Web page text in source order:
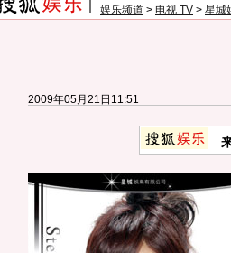
娱乐频道 > 电视 TV > 星城
2009年05月21日11:51